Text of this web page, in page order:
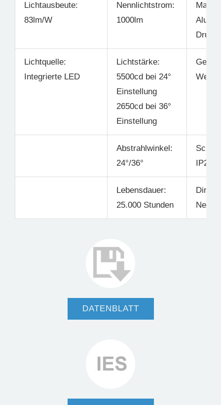
Lichtausbeute:
83lm/W
Nennlichtstrom:
1000lm
Lichtquelle:
Integrierte LED
Lichtstärke:
5500cd bei 24°
Einstellung
2650cd bei 36°
Einstellung
Weiß
Abstrahlwinkel:
24°/36°
IP20
Lebensdauer:
25.000 Stunden
Nein
DATENBLATT